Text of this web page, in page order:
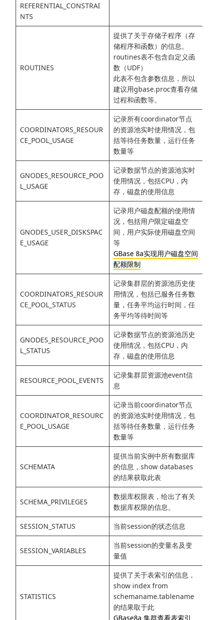
REFERENTIAL_CONSTRAI
NTS
ROUTINES
提供了关于存储子程序（存
储程序和函数）的信息。
routines表不包含自定义函
数（UDF）
此表不包含参数信息，所以
建议用gbase.proc查看存储
过程和函数等。
COORDINATORS_RESOUR
CE_POOL_USAGE
记录所有coordinator节点
的资源池实时使用情况，包
括等待任务数量，运行任务
数量等
GNODES_RESOURCE_POO
L_USAGE
记录数据节点的资源池实时
使用情况，包括CPU，内
存，磁盘的使用信息
GNODES_USER_DISKSPAC
E_USAGE
记录用户磁盘配额的使用情
况，包括用户限定磁盘空
间，用户实际使用磁盘空间
等
GBase 8a实现用户磁盘空间
配额限制
COORDINATORS_RESOUR
CE_POOL_STATUS
记录集群层的资源池历史使
用情况，包括已服务任务数
量，任务平均运行时间，任
务平均等待时间等
GNODES_RESOURCE_POO
L_STATUS
记录数据节点的资源池历史
使用情况，包括CPU，内
存，磁盘的使用信息
RESOURCE_POOL_EVENTS
记录集群层资源池event信
息
COORDINATOR_RESOURC
E_POOL_USAGE
记录当前coordinator节点
的资源池实时使用情况，包
括等待任务数量，运行任务
数量等
SCHEMATA
提供当前实例中所有数据库
的信息，show databases
的结果获取此表
SCHEMA_PRIVILEGES
数据库权限表，给出了有关
数据库权限的信息。
SESSION_STATUS 当前session的状态信息
SESSION_VARIABLES
当前session的变量名及变
量值
STATISTICS
提供了关于表索引的信息，
show index from
schemaname.tablename
的结果取于此
GBase8a 集群查看表索引